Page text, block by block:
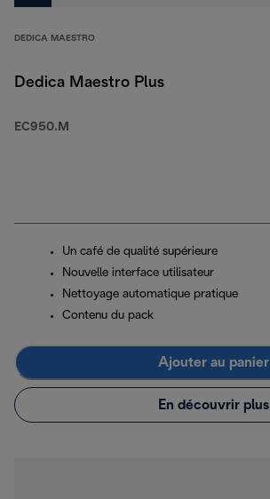
DEDICA MAESTRO
Dedica Maestro Plus
EC950.M
Un café de qualité supérieure
Nouvelle interface utilisateur
Nettoyage automatique pratique
Contenu du pack
Ajouter au panier
En découvrir plus